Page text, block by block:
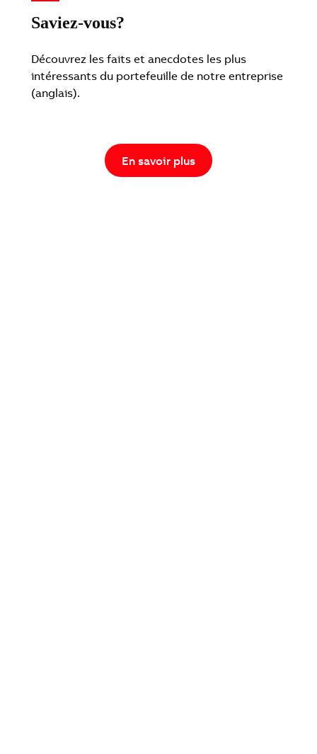
Saviez-vous?
Découvrez les faits et anecdotes les plus
intéressants du portefeuille de notre entreprise
(anglais).
En savoir plus